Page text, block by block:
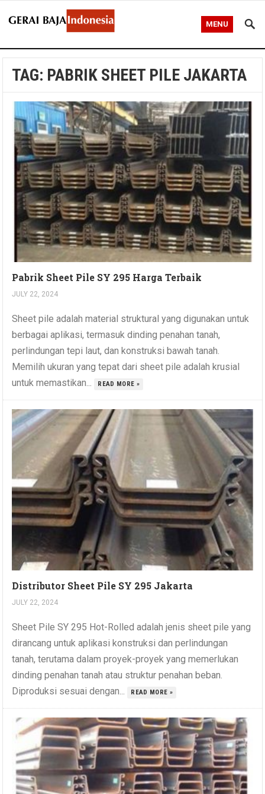
MENU
TAG: PABRIK SHEET PILE JAKARTA
Pabrik Sheet Pile SY 295 Harga Terbaik
JULY 22, 2024
Sheet pile adalah material struktural yang digunakan untuk
berbagai aplikasi, termasuk dinding penahan tanah,
perlindungan tepi laut, dan konstruksi bawah tanah.
Memilih ukuran yang tepat dari sheet pile adalah krusial
untuk memastikan...
READ MORE »
Distributor Sheet Pile SY 295 Jakarta
JULY 22, 2024
Sheet Pile SY 295 Hot-Rolled adalah jenis sheet pile yang
dirancang untuk aplikasi konstruksi dan perlindungan
tanah, terutama dalam proyek-proyek yang memerlukan
dinding penahan tanah atau struktur penahan beban.
Diproduksi sesuai dengan...
READ MORE »